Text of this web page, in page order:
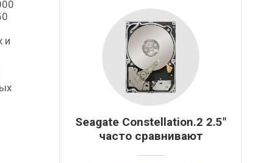
и
Seagate Constellation.2 2.5"
часто сравнивают